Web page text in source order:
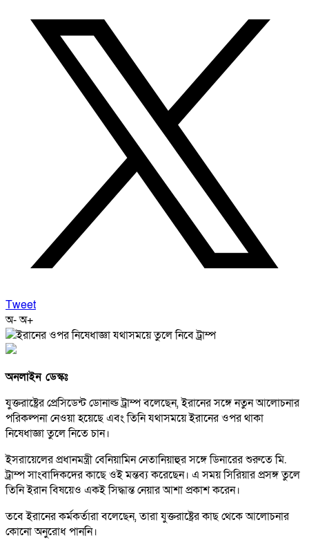
Tweet
অ-অ+
অনলাইন ডেস্কঃ
যুক্তরাষ্ট্রের প্রেসিডেন্ট ডোনাল্ড ট্রাম্প বলেছেন, ইরানের সঙ্গে নতুন আলোচনার
পরিকল্পনা নেওয়া হয়েছে এবং তিনি যথাসময়ে ইরানের ওপর থাকা
নিষেধাজ্ঞা তুলে নিতে চান।
ইসরায়েলের প্রধানমন্ত্রী বেনিয়ামিন নেতানিয়াহুর সঙ্গে ডিনারের শুরুতে মি.
ট্রাম্প সাংবাদিকদের কাছে ওই মন্তব্য করেছেন। এ সময় সিরিয়ার প্রসঙ্গ তুলে
তিনি ইরান বিষয়েও একই সিদ্ধান্ত নেয়ার আশা প্রকাশ করেন।
তবে ইরানের কর্মকর্তারা বলেছেন, তারা যুক্তরাষ্ট্রের কাছ থেকে আলোচনার
কোনো অনুরোধ পাননি।